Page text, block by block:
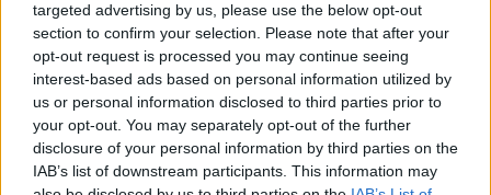
targeted advertising by us, please use the below opt-out
section to confirm your selection. Please note that after your
opt-out request is processed you may continue seeing
interest-based ads based on personal information utilized by
us or personal information disclosed to third parties prior to
your opt-out. You may separately opt-out of the further
disclosure of your personal information by third parties on the
IAB’s list of downstream participants. This information may
Στις εκδηλώσεις παρέστησαν και τίμησαν με την
παρουσία τους ο Διοικητής του ΚΕΕΜ Σπάρτης, η
αντιπεριφερειάρχης Λακωνίας, εκπρόσωπος του
Αστυνομικού Διευθυντή Λακωνίας, το μέλος του
Δ.Σ. της ΣΚΟΕ και προπονήτρια σκοποβολής